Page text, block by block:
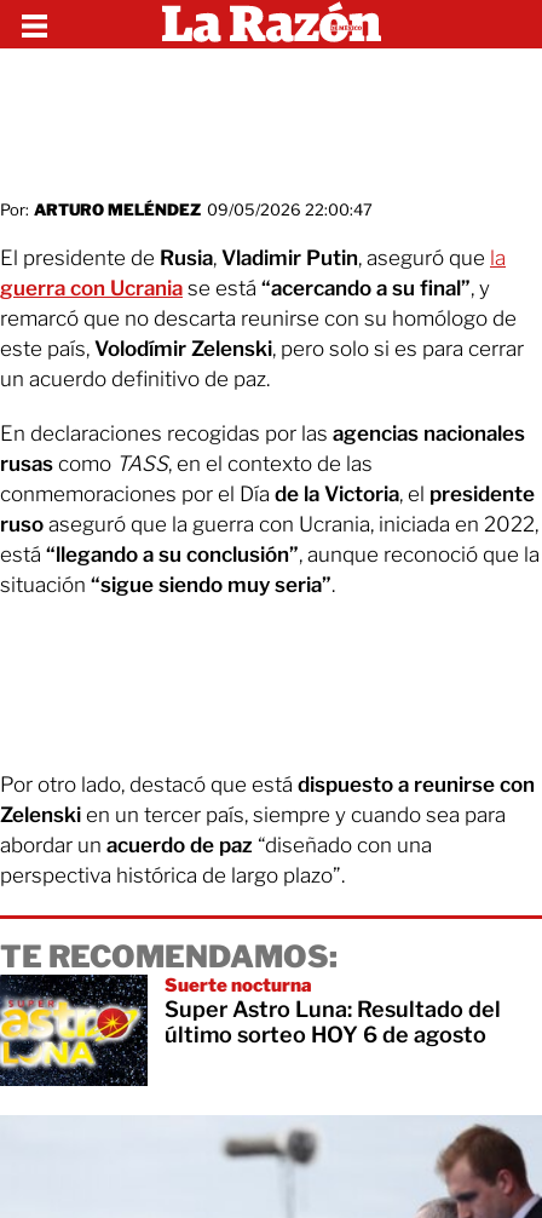
Por: ARTURO MELÉNDEZ 09/05/2026 22:00:47
El presidente de Rusia, Vladimir Putin, aseguró que la
guerra con Ucrania se está “acercando a su final”, y
remarcó que no descarta reunirse con su homólogo de
este país, Volodímir Zelenski, pero solo si es para cerrar
un acuerdo definitivo de paz.
En declaraciones recogidas por las agencias nacionales
rusas como TASS, en el contexto de las
conmemoraciones por el Día de la Victoria, el presidente
ruso aseguró que la guerra con Ucrania, iniciada en 2022,
está “llegando a su conclusión”, aunque reconoció que la
situación “sigue siendo muy seria”.
Por otro lado, destacó que está dispuesto a reunirse con
Zelenski en un tercer país, siempre y cuando sea para
abordar un acuerdo de paz “diseñado con una
perspectiva histórica de largo plazo”.
TE RECOMENDAMOS:
Suerte nocturna
Super Astro Luna: Resultado del
último sorteo HOY 6 de agosto